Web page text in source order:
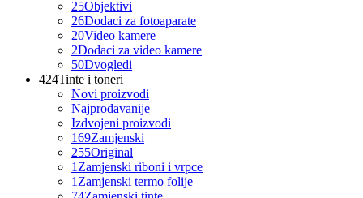
25Objektivi
26Dodaci za fotoaparate
20Video kamere
2Dodaci za video kamere
50Dvogledi
424Tinte i toneri
Novi proizvodi
Najprodavanije
Izdvojeni proizvodi
169Zamjenski
255Original
1 Zamjenski riboni i vrpce
1 Zamjenski termo folije